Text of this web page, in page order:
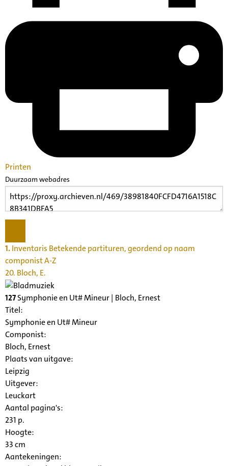
Printen
Duurzaam webadres
1.Inventaris Betekende partituren, geordend op naam
componist A-Z
20. Bloch, E.
127Symphonie en Ut# Mineur | Bloch, Ernest
Titel:
Symphonie en Ut# Mineur
Componist:
Bloch, Ernest
Plaats van uitgave:
Leipzig
Uitgever:
Leuckart
Aantal pagina's:
231 p.
Hoogte:
33 cm
Aantekeningen: